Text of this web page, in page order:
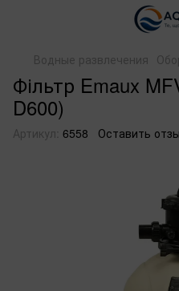
Водные развлечения
Фільтр Emaux
D600)
Артикул: 6558 Оставить